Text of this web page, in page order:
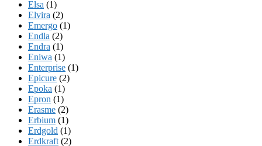
Elsa (1)
Elvira (2)
Emergo (1)
Endla (2)
Endra (1)
Eniwa (1)
Enterprise (1)
Epicure (2)
Epoka (1)
Epron (1)
Erasme (2)
Erbium (1)
Erdgold (1)
Erdkraft (2)